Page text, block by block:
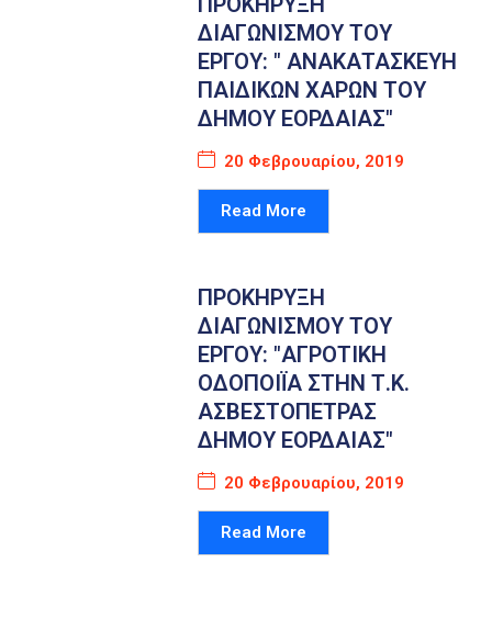
ΔΙΑΓΩΝΙΣΜΟΥ ΤΟΥ
ΕΡΓΟΥ: " ΑΝΑΚΑΤΑΣΚΕΥΗ
ΠΑΙΔΙΚΩΝ ΧΑΡΩΝ ΤΟΥ
ΔΗΜΟΥ ΕΟΡΔΑΙΑΣ"
20 Φεβρουαρίου, 2019
Read More
ΠΡΟΚΗΡΥΞΗ
ΔΙΑΓΩΝΙΣΜΟΥ ΤΟΥ
ΕΡΓΟΥ: "ΑΓΡΟΤΙΚΗ
ΟΔΟΠΟΙΪΑ ΣΤΗΝ Τ.Κ.
ΑΣΒΕΣΤΟΠΕΤΡΑΣ
ΔΗΜΟΥ ΕΟΡΔΑΙΑΣ"
20 Φεβρουαρίου, 2019
Read More